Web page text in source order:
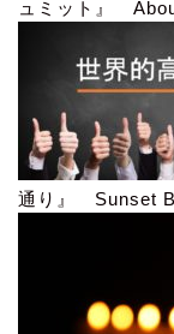
ュミット』
通り』 Sunset